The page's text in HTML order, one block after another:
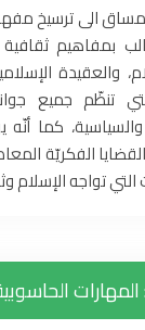
الى ترسيخ
بمفاهيم
والعقيدة
تنظّم جميع
والسياسية، كما
الفكريّة
التي تواجه الإسلام